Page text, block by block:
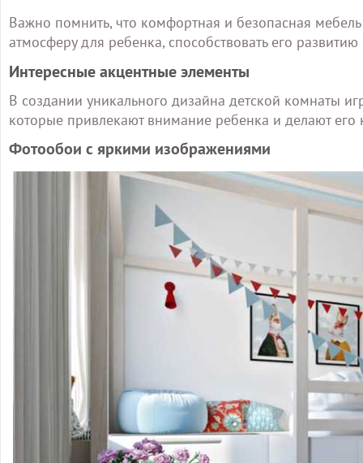
Важно помнить, что комфортная и безопасная
атмосферу для ребенка, способствовать его
Интересные акцентные элементы
В создании уникального дизайна детской комнаты
которые привлекают внимание ребенка и делают
Фотообои с яркими изображениями